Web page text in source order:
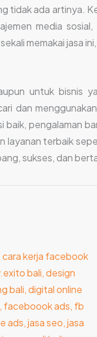
tidak ada artinya.
media
memakai jasa
untuk bisnis
dan
baik, pengalaman
terbaik
sukses, dan